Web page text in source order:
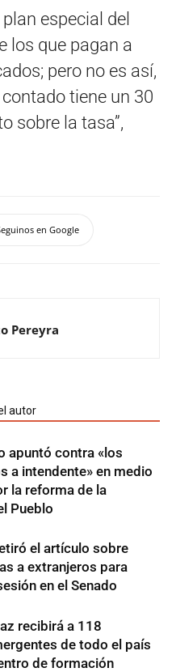
especial del
los que pagan a
pero no es así,
tiene un 30
sobre la tasa”,
en Google
Pereyra
autor
apuntó contra «los
a intendente» en medio
la reforma de la
Pueblo
el artículo sobre
a extranjeros para
en el Senado
recibirá a 118
de todo el país
de formación